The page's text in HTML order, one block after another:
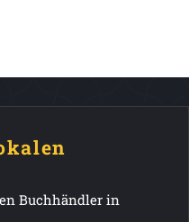
Buchhändler in